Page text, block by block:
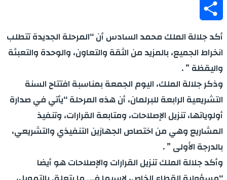
Messenger
Share
أكد جلالة الملك محمد السادس أن “المرحلة الجديدة تتطلب
انخراط الجميع، بالمزيد من الثقة والتعاون، والوحدة والتعبئة
واليقظة ” .
وذكر جلالة الملك، اليوم الجمعة بمناسبة افتتاح السنة
التشريعية الرابعة للبرلمان، أن هذه المرحلة “يأتي في صدارة
أولوياتها، تنزيل الإصلاحات، ومتابعة القرارات، وتنفيذ
المشاريع وهي من اختصاص الجهازين التنفيذي والتشريعي،
بالدرجة الأولى ” .
وأكد جلالة الملك تنزيل القرارات والإصلاحات هو أيضا